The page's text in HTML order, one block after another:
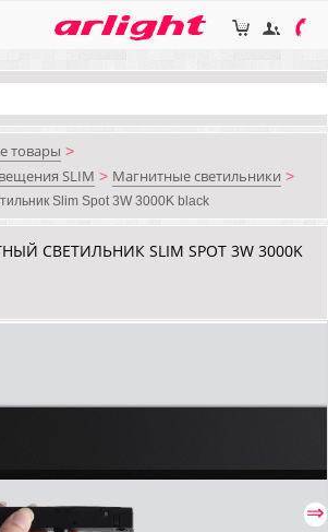
товары >
SLIM > Магнитные светильники >
Slim Spot 3W 3000K black
СВЕТИЛЬНИК SLIM SPOT 3W 3000K
⇒